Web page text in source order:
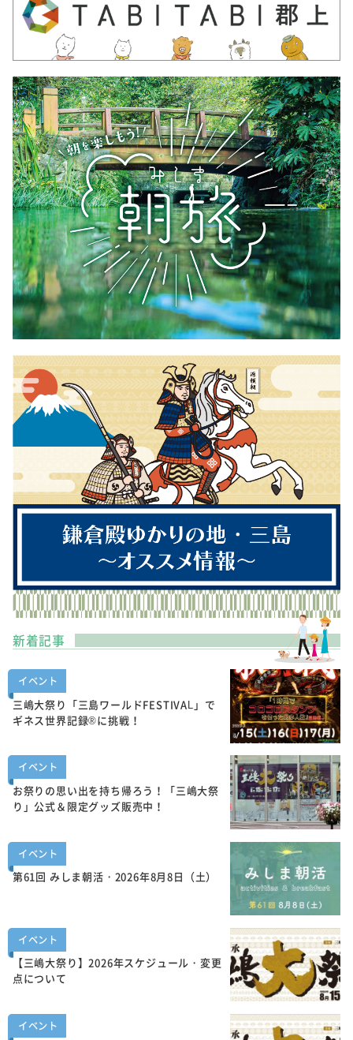
新着記事
イベント
三嶋大祭り「三島ワールドFESTIVAL」で
ギネス世界記録®に挑戦！
イベント
お祭りの思い出を持ち帰ろう！「三嶋大祭
り」公式＆限定グッズ販売中！
イベント
第61回 みしま朝活・2026年8月8日（土）
イベント
【三嶋大祭り】2026年スケジュール・変更
点について
イベント